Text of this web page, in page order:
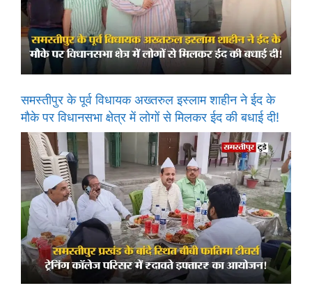
समस्तीपुर के पूर्व विधायक अख्तरुल इस्लाम शाहीन ने ईद के
मौके पर विधानसभा क्षेत्र में लोगों से मिलकर ईद की बधाई दी!